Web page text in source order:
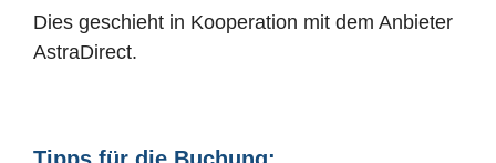
Dies geschieht in Kooperation mit dem Anbieter
AstraDirect.